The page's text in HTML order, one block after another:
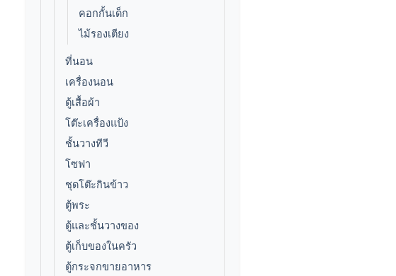
คอกกั้นเด็ก
ไม้รองเตียง
ที่นอน
เครื่องนอน
ตู้เสื้อผ้า
โต๊ะเครื่องแป้ง
ชั้นวางทีวี
โซฟา
ชุดโต๊ะกินข้าว
ตู้พระ
ตู้และชั้นวางของ
ตู้เก็บของในครัว
ตู้กระจกขายอาหาร